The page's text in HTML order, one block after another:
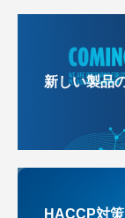
新しい製品
HACCP対